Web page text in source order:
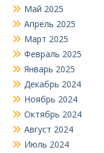
Май 2025
Апрель 2025
Март 2025
Февраль 2025
Январь 2025
Декабрь 2024
Ноябрь 2024
Октябрь 2024
Август 2024
Июль 2024